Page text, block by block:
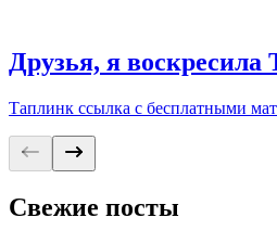
Друзья, я воскресила
Таплинк ссылка с бесплатными
Свежие посты